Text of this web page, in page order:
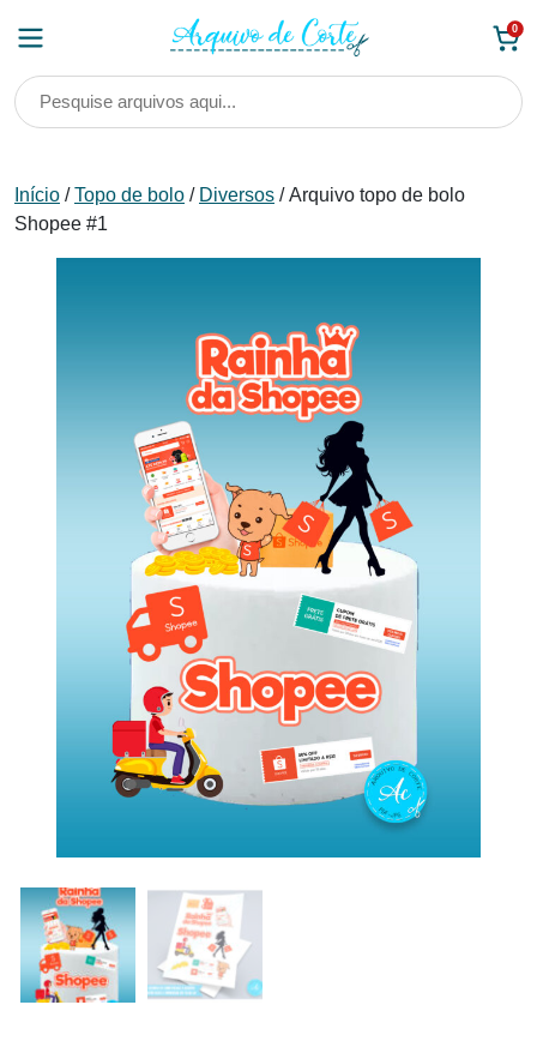
0
Início /Topo de bolo / Diversos / Arquivo topo de bolo
Shopee #1